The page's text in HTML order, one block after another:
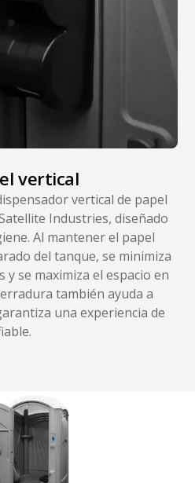
vertical
vertical de papel
Industries, diseñado
Al mantener el papel
del tanque, se minimiza
y se maximiza el espacio en
también ayuda a
una experiencia de